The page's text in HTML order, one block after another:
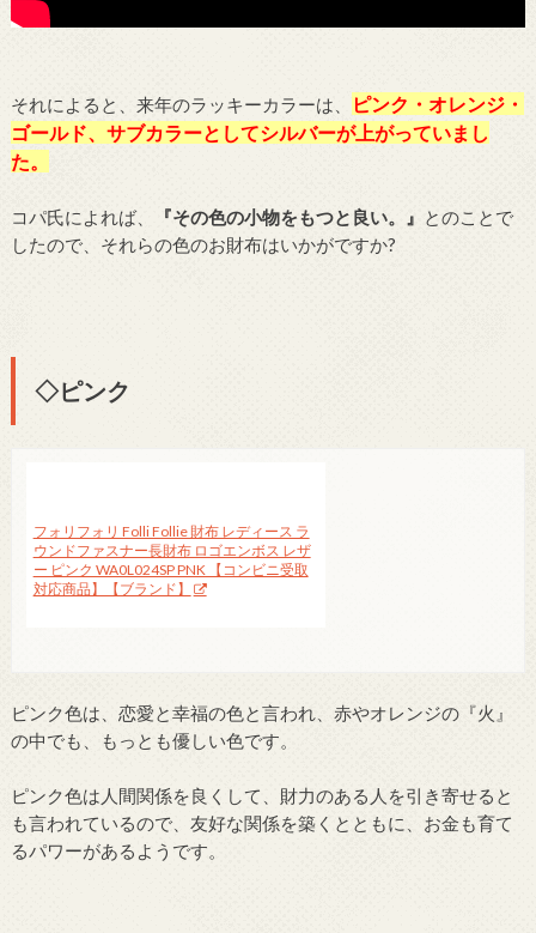
それによると、来年のラッキーカラーは、
ピンク・オレンジ・
ゴールド、サブカラーとしてシルバーが上がっていまし
た。
コパ氏によれば、 『その色の小物をもつと良い。』 とのことで
したので、それらの色のお財布はいかがですか?
◇ピンク
フォリフォリ Folli Follie 財布 レディース ラ
ウンドファスナー長財布 ロゴエンボス レザ
ー ピンク WA0L024SP PNK 【コンビニ受取
対応商品】【ブランド】
ピンク色は、恋愛と幸福の色と言われ、赤やオレンジの『火』
の中でも、もっとも優しい色です。
ピンク色は人間関係を良くして、財力のある人を引き寄せると
も言われているので、友好な関係を築くとともに、お金も育て
るパワーがあるようです。